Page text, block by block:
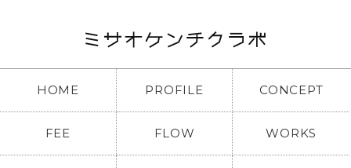
HOME PROFILE CONCEPT
FEE FLOW WORKS